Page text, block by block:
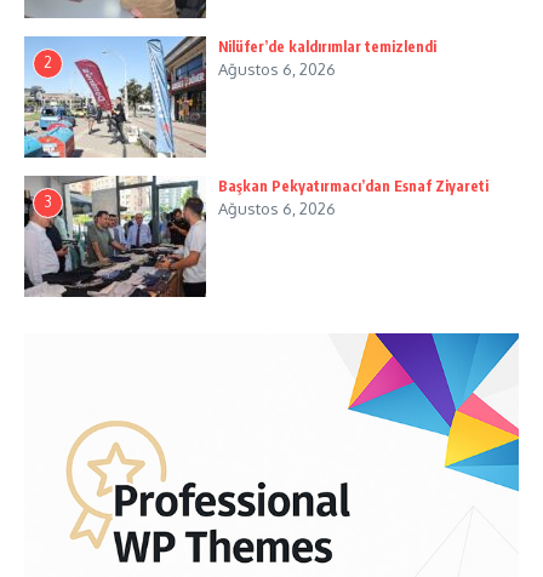
2
Nilüfer’de kaldırımlar temizlendi
Ağustos 6, 2026
3
Başkan Pekyatırmacı’dan Esnaf Ziyareti
Ağustos 6, 2026